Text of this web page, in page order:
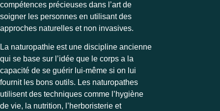
compétences précieuses dans l’art de
soigner les personnes en utilisant des
approches naturelles et non invasives.
La naturopathie est une discipline ancienne
qui se base sur l’idée que le corps a la
capacité de se guérir lui-même si on lui
fournit les bons outils. Les naturopathes
utilisent des techniques comme l’hygiène
de vie, la nutrition, l’herboristerie et